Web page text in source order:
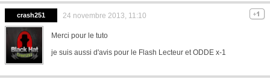
crash251 24 novembre 2013, 11:10
Merci pour le tuto
je suis aussi d'avis pour le Flash Lecteur et ODDE x-1